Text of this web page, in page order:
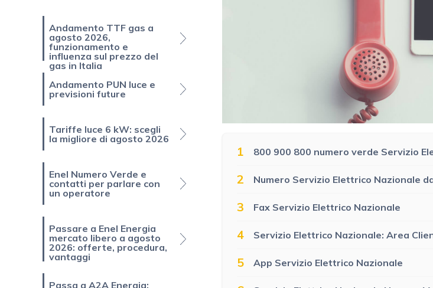
Andamento TTF gas a
agosto 2026,
funzionamento e
influenza sul prezzo del
gas in Italia
Andamento PUN luce e
previsioni future
Tariffe luce 6 kW: scegli
la migliore di agosto 2026
Enel Numero Verde e
contatti per parlare con
un operatore
Passare a Enel Energia
mercato libero a agosto
2026: offerte, procedura,
vantaggi
Passa a A2A Energia:
1 800 900 800 numero verde Servizio
2 Numero Servizio Elettrico Nazionale
3 Fax Servizio Elettrico Nazionale
4 Servizio Elettrico Nazionale: Area
5 App Servizio Elettrico Nazionale